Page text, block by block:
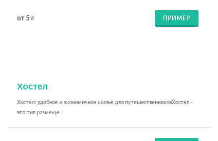
от 5 ₽ ПРИМЕР
Хостел
Хостел: удобное и экономичное жилье для путешественниковХостел -
это тип размеще...